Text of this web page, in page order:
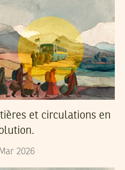
et circulations en
2026